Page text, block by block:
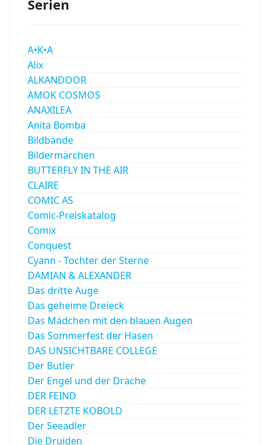
Serien
A•K•A
Alix
ALKANDOOR
AMOK COSMOS
ANAXILEA
Anita Bomba
Bildbände
Bildermärchen
BUTTERFLY IN THE AIR
CLAIRE
COMIC AS
Comic-Preiskatalog
Comix
Conquest
Cyann - Tochter der Sterne
DAMIAN & ALEXANDER
Das dritte Auge
Das geheime Dreieck
Das Mädchen mit den blauen Augen
Das Sommerfest der Hasen
DAS UNSICHTBARE COLLEGE
Der Butler
Der Engel und der Drache
DER FEIND
DER LETZTE KOBOLD
Der Seeadler
Die Druiden